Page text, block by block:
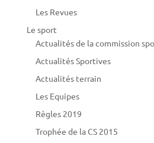
Les Revues
Le sport
Actualités de la commission
Actualités Sportives
Actualités terrain
Les Equipes
Règles 2019
Trophée de la CS 2015